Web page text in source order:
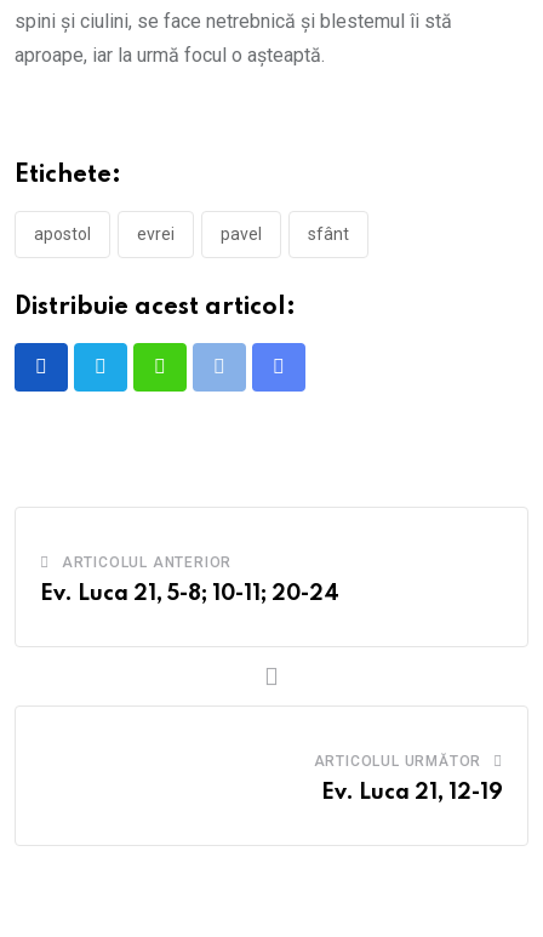
spini și ciulini, se face netrebnică și blestemul îi stă
aproape, iar la urmă focul o așteaptă.
Etichete:
apostol evrei pavel sfânt
Distribuie acest articol:
ARTICOLUL ANTERIOR
Ev. Luca 21, 5-8; 10-11; 20-24
ARTICOLUL URMĂTOR
Ev. Luca 21, 12-19